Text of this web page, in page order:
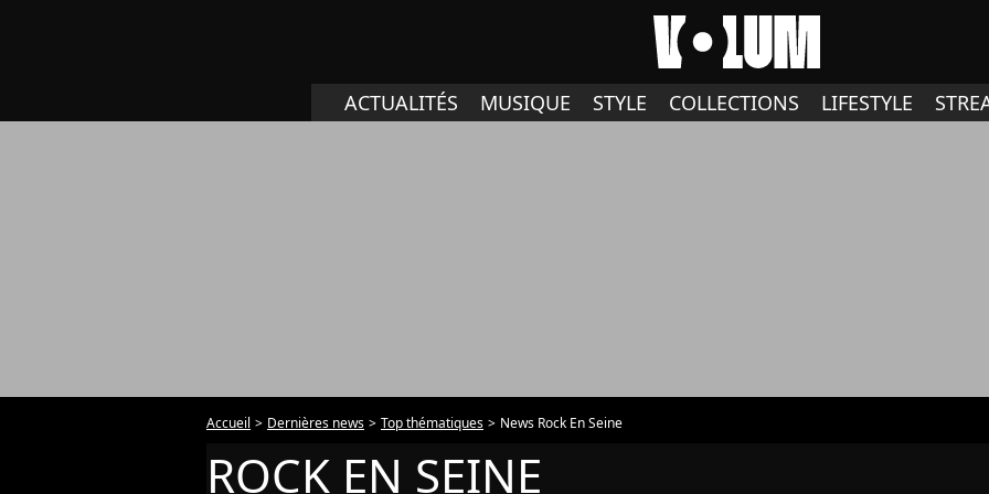
ACTUALITÉS MUSIQUE STYLE COLLECTIONS LIFESTYLE
Accueil Dernières news Top thématiques News Rock En Seine
ROCK EN SEINE